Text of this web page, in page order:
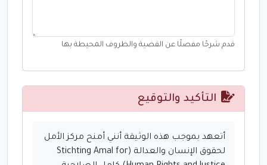
قدم شرحًا مفصلًا عن القضية والظروف المحيطة بها
التأكيد والتوقيع